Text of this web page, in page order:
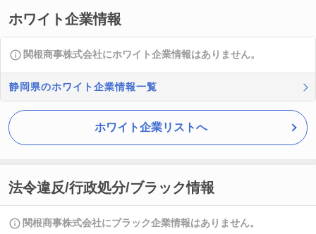
ホワイト企業情報
関根商事株式会社にホワイト企業情報はありません。
静岡県のホワイト企業情報一覧
ホワイト企業リストへ
法令違反/行政処分/ブラック情報
関根商事株式会社にブラック企業情報はありません。